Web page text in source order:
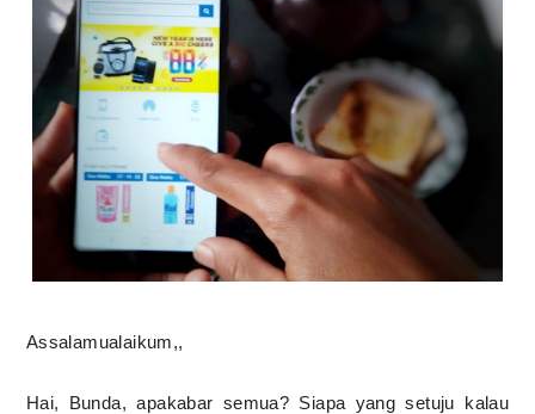
Assalamualaikum,,
Hai, Bunda, apakabar semua? Siapa yang setuju kalau